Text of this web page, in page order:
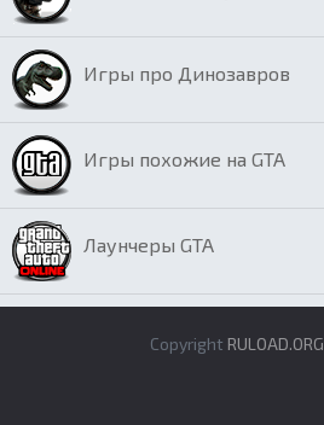
Игры про Динозавров
Игры похожие на GTA
Лаунчеры GTA
Copyright RULOAD.ORG